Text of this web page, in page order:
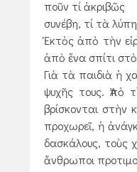
ποῦν τί ἀκριβῶς
συνέβη, τί τὰ
Ἐκτὸς ἀπὸ τὴν
ἀπὸ ἕνα σπίτι
Γιὰ τὰ παιδιὰ ἡ
ψυχῆς τους. Ἀπὸ
βρίσκονται στὴν
προχωρεῖ, ἡ
δασκάλους, τοὺς
ἄνθρωποι